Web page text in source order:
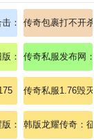
奥义，碾压魔龙殿
：纯网通，传奇合
传奇包裹打不开
送戒指
：全新魂骨系统引
传奇私服发布网
？ 传奇私服1.76毁
秒杀赤月恶魔实录！
：探秘失落神殿，
韩版龙耀传奇：